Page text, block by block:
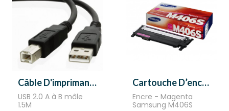
Câble D'imprimante USB 2.0...
USB 2.0 A à B mâle
1.5M
Cartouche D’encre - SAMSUNG...
Encre - Magenta
Samsung M406S